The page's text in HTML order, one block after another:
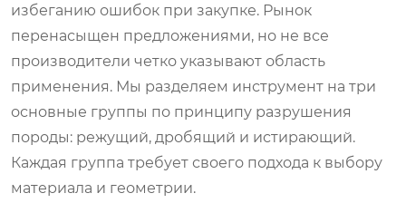
избеганию ошибок при закупке. Рынок
перенасыщен предложениями, но не все
производители четко указывают область
применения. Мы разделяем инструмент на три
основные группы по принципу разрушения
породы: режущий, дробящий и истирающий.
Каждая группа требует своего подхода к выбору
материала и геометрии.